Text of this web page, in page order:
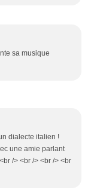
sa musique
dialecte italien !
une amie parlant
/> <br /> <br /> <br